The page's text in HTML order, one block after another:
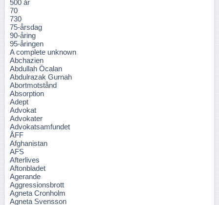
500 år
70
730
75-årsdag
90-åring
95-åringen
A complete unknown
Abchazien
Abdullah Öcalan
Abdulrazak Gurnah
Abortmotstånd
Absorption
Adept
Advokat
Advokater
Advokatsamfundet
ÅFF
Afghanistan
AFS
Afterlives
Aftonbladet
Agerande
Aggressionsbrott
Agneta Cronholm
Agneta Svensson